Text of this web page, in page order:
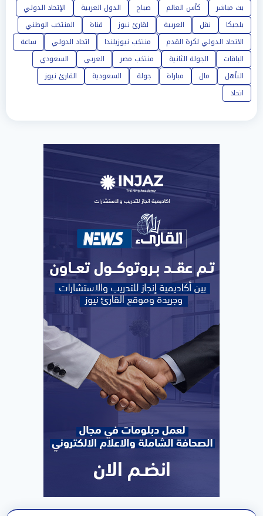
بث مباشر
كأس العالم صباح الدول العربية
الإتحاد الدولي
بلجيكا
نقل العربية لقارئ نيوز قناة
المنتخب الوطني
الاتحاد الدولي لكرة القدم
منتخب نيوزيلندا اتحاد الدولي
ساعة
الباقات
الجولة الثانية منتخب مصر العربي
السعودي
التأهل
مال مباراة جولة السعودية
القارئ نيوز
اتحاد